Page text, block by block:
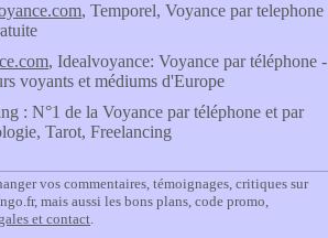
, Temporel, Voyance par telephone
, Idealvoyance: Voyance par téléphone -
voyants et médiums d'Europe
: N°1 de la Voyance par téléphone et par
Tarot, Freelancing
vos commentaires, témoignages, critiques sur
mais aussi les bons plans, code promo,
et contact.